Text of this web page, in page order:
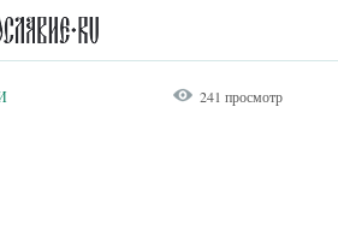
241 просмотр